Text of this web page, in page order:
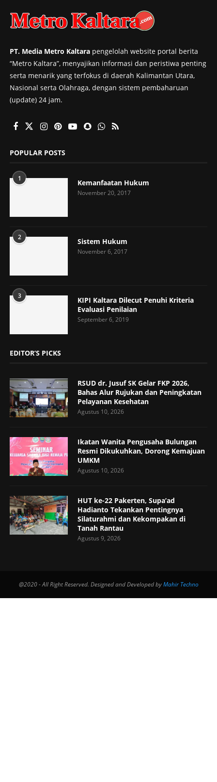
PT. Media Metro Kaltara pengelolah website portal berita
“Metro Kaltara”, menyajikan informasi dan peristiwa penting
serta menarik yang terfokus di daerah Kalimantan Utara,
Nasional serta Olahraga, dengan sistem pembaharuan
(update) 24 jam.
POPULAR POSTS
1 Kemanfaatan Hukum
November 20, 2017
2 Sistem Hukum
November 6, 2017
3
KIPI Kaltara Dilecut Penuhi Kriteria
Evaluasi Penilaian
September 6, 2019
EDITOR’S PICKS
RSUD dr. Jusuf SK Gelar FKP 2026,
Bahas Alur Rujukan dan Peningkatan
Pelayanan Kesehatan
Agustus 10, 2026
Ikatan Wanita Pengusaha Bulungan
Resmi Dikukuhkan, Dorong Kemajuan
UMKM
Agustus 10, 2026
HUT ke-22 Pakerten, Supa’ad
Hadianto Tekankan Pentingnya
Silaturahmi dan Kekompakan di
Tanah Rantau
Agustus 9, 2026
@2020 - All Right Reserved. Designed and Developed byMahir Techno